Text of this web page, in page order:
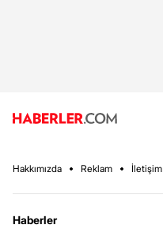
Hakkımızda Reklam İletişim
Haberler